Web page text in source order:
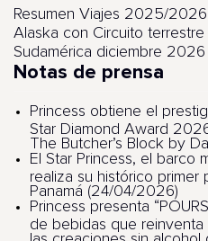
Resumen Viajes 2025/2026
Alaska con Circuito
Sudamérica diciembre 2026
Notas de prensa
Princess obtiene el
Star Diamond Award
The Butcher’s Block by
El Star Princess, el barco
realiza su histórico primer
Panamá (24/04/2026)
Princess presenta
de bebidas que